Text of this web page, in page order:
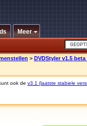
Meer
> DVDStyler v1.5 beta
ook de v3.1 (laatste stabiele